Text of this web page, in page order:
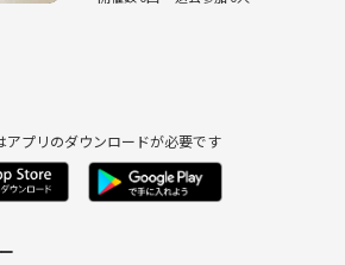
アプリのダウンロードが必要です